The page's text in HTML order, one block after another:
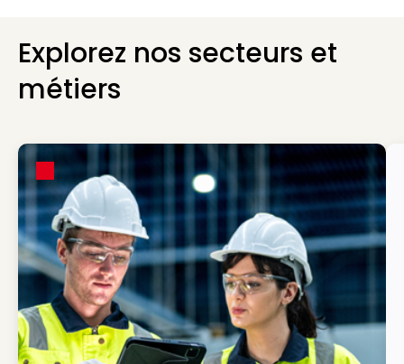
Explorez nos secteurs et
métiers